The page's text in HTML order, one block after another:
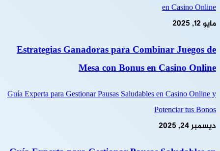
en Casino Online
مايو 12, 2025
Estrategias Ganadoras para Combinar Juegos de
Mesa con Bonus en Casino Online
Guía Experta para Gestionar Pausas Saludables en Casino Online y
Potenciar tus Bonos
ديسمبر 24, 2025